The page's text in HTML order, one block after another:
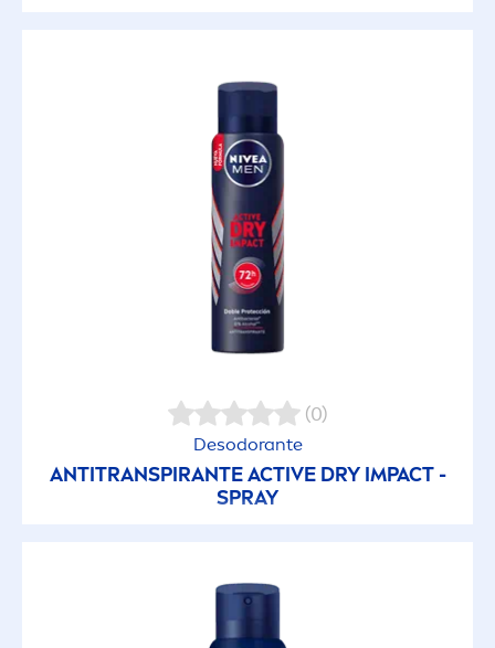
(0)
Desodorante
ANTITRANSPIRANTEACTIVEDRY IMPACT -
SPRAY